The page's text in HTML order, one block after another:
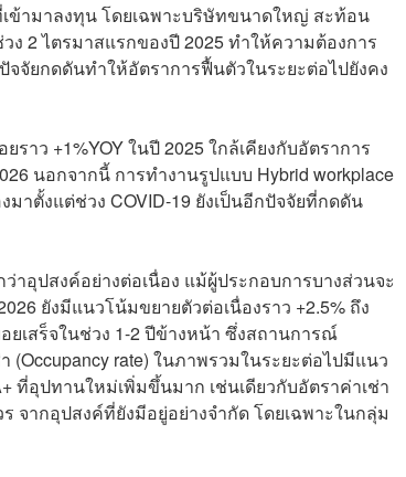
ข้ามาลงทุน โดยเฉพาะบริษัทขนาดใหญ่ สะท้อน
ง 2 ไตรมาสแรกของปี 2025 ทำให้ความต้องการ
จัยกดดันทำให้อัตราการฟื้นตัวในระยะต่อไปยังคง
าว +1%YOY ในปี 2025 ใกล้เคียงกับอัตราการ
นอกจากนี้ การทำงานรูปแบบ Hybrid workplace
าตั้งแต่ช่วง COVID-19 ยังเป็นอีกปัจจัยที่กดดัน
อุปสงค์อย่างต่อเนื่อง แม้ผู้ประกอบการบางส่วนจะ
ยังมีแนวโน้มขยายตัวต่อเนื่องราว +2.5% ถึง
ยเสร็จในช่วง 1-2 ปีข้างหน้า ซึ่งสถานการณ์
rate) ในภาพรวมในระยะต่อไปมีแนว
ที่อุปทานใหม่เพิ่มขึ้นมาก เช่นเดียวกับอัตราค่าเช่า
จากอุปสงค์ที่ยังมีอยู่อย่างจำกัด โดยเฉพาะในกลุ่ม